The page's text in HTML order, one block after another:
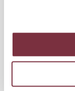
SAVE THE